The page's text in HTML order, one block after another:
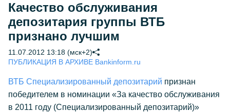
Качество обслуживания
депозитария группы ВТБ
признано лучшим
11.07.2012 13:18 (мск+2)
ПУБЛИКАЦИЯ В АРХИВЕ Bankinform.ru
ВТБ Специализированный депозитарий признан
победителем в номинации «За качество обслуживания
в 2011 году (Специализированный депозитарий)»